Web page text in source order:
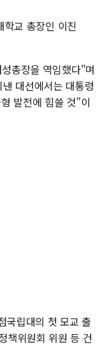
추미애, '위안부' 피해자 기
인천서 말다툼 중 어머니 흉
'화합' 꺼낸 김민석에 '뻔뻔'
교 총장인 이진
총장을 역임했다"며
대선에서는 대통령
발전에 힘쓸 것"이
국립대의 첫 모교 출
책위원회 위원 등 건